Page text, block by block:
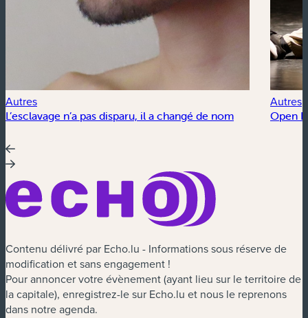
Autres
L’esclavage n’a pas disparu, il a changé de nom
Autres
Open
Contenu délivré par Echo.lu - Informations sous réserve de
modification et sans engagement !
Pour annoncer votre évènement (ayant lieu sur le territoire de
la capitale), enregistrez-le sur Echo.lu et nous le reprenons
dans notre agenda.